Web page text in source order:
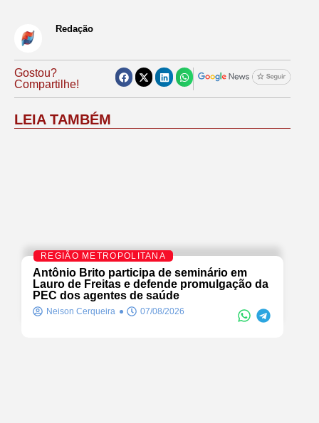
Redação
Gostou?
Compartilhe!
LEIA TAMBÉM
REGIÃO METROPOLITANA
Antônio Brito participa de seminário em
Lauro de Freitas e defende promulgação da
PEC dos agentes de saúde
Neison Cerqueira 07/08/2026